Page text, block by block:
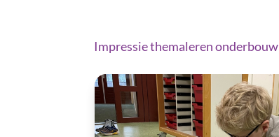
Impressie themaleren onderbouw